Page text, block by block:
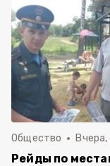
Общество Вчера,
Рейды по